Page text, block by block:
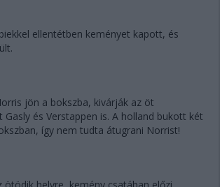
ellentétben keményet kapott, és
jön a bokszba, kivárják az öt
és Verstappen is. A holland bukott két
így nem tudta átugrani Norrist!